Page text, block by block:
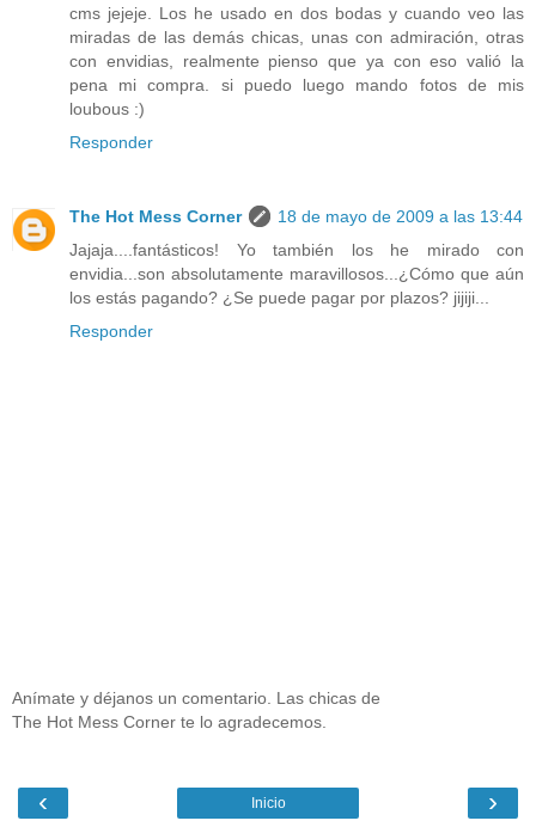
cms jejeje. Los he usado en dos bodas y cuando veo las
miradas de las demás chicas, unas con admiración, otras
con envidias, realmente pienso que ya con eso valió la
pena mi compra. si puedo luego mando fotos de mis
loubous :)
Responder
The Hot Mess Corner
18 de mayo de 2009 a las 13:44
Jajaja....fantásticos! Yo también los he mirado con
envidia...son absolutamente maravillosos...¿Cómo que aún
los estás pagando? ¿Se puede pagar por plazos? jijiji...
Responder
Anímate y déjanos un comentario. Las chicas de
The Hot Mess Corner te lo agradecemos.
‹ ›
Inicio